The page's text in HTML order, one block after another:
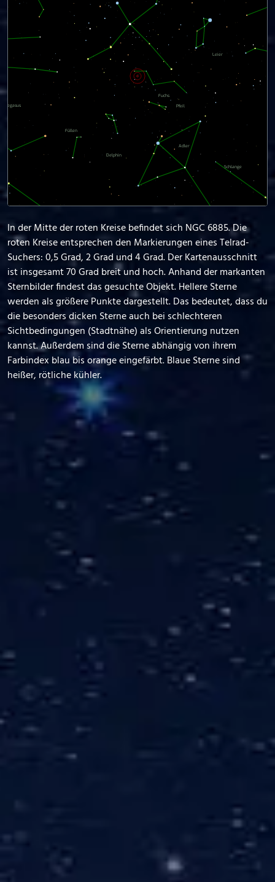
In der Mitte der roten Kreise befindet sich NGC 6885. Die
roten Kreise entsprechen den Markierungen eines Telrad-
Suchers: 0,5 Grad, 2 Grad und 4 Grad. Der Kartenausschnitt
ist insgesamt 70 Grad breit und hoch. Anhand der markanten
Sternbilder findest das gesuchte Objekt. Hellere Sterne
werden als größere Punkte dargestellt. Das bedeutet, dass du
die besonders dicken Sterne auch bei schlechteren
Sichtbedingungen (Stadtnähe) als Orientierung nutzen
kannst. Außerdem sind die Sterne abhängig von ihrem
Farbindex blau bis orange eingefärbt. Blaue Sterne sind
heißer, rötliche kühler.